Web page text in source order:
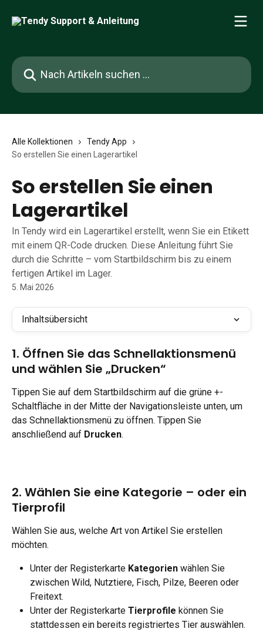
Nach Artikeln suchen …
Alle Kollektionen
Tendy App
So erstellen Sie einen Lagerartikel
So erstellen Sie einen
Lagerartikel
In Tendy wird ein Lagerartikel erstellt, wenn Sie ein Etikett
mit einem QR-Code drucken. Diese Anleitung führt Sie
durch die Schritte – vom Startbildschirm bis zu einem
fertigen Artikel im Lager.
5. Mai 2026
Inhaltsübersicht
1. Öffnen Sie das Schnellaktionsmenü
und wählen Sie „Drucken“
Tippen Sie auf dem Startbildschirm auf die grüne +-
Schaltfläche in der Mitte der Navigationsleiste unten, um
das Schnellaktionsmenü zu öffnen. Tippen Sie
anschließend auf Drucken.
2. Wählen Sie eine Kategorie – oder ein
Tierprofil
Wählen Sie aus, welche Art von Artikel Sie erstellen
möchten.
Unter der Registerkarte Kategorien wählen Sie
zwischen Wild, Nutztiere, Fisch, Pilze, Beeren oder
Freitext.
Unter der Registerkarte Tierprofile können Sie
stattdessen ein bereits registriertes Tier auswählen.